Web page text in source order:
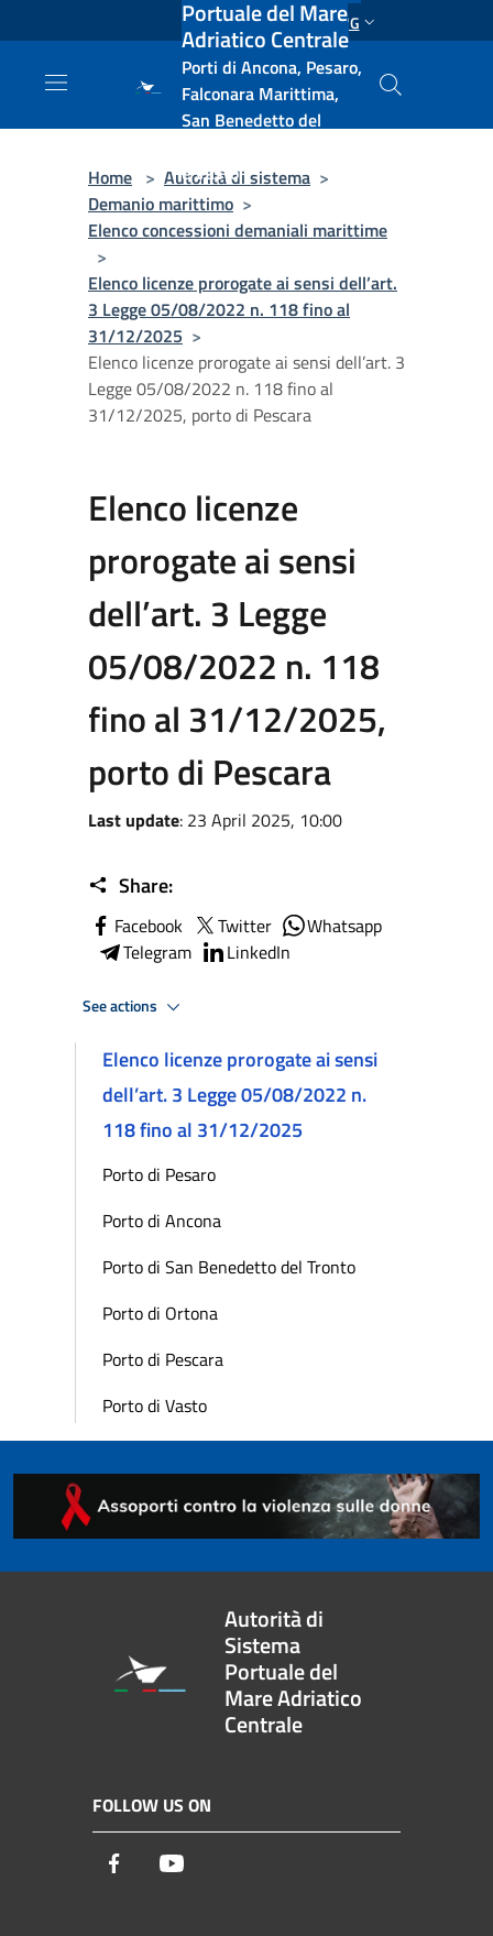
Salta al contenuto principale ENG
Portuale del Mare
Adriatico Centrale
Porti di Ancona, Pesaro,
Falconara Marittima,
San Benedetto del
e Vasto
Home > Autorità di sistema >
Demanio marittimo >
Elenco concessioni demaniali marittime
>
Elenco licenze prorogate ai sensi dell’art.
3 Legge 05/08/2022 n. 118 fino al
31/12/2025 >
Elenco licenze prorogate ai sensi dell’art. 3
Legge 05/08/2022 n. 118 fino al
31/12/2025, porto di Pescara
Elenco licenze
prorogate ai sensi
dell’art. 3 Legge
05/08/2022 n. 118
fino al 31/12/2025,
porto di Pescara
Last update: 23 April 2025, 10:00
Share:
Facebook Twitter
Whatsapp
Telegram
LinkedIn
See actions
Elenco licenze prorogate ai sensi
dell’art. 3 Legge 05/08/2022 n.
118 fino al 31/12/2025
Porto di Pesaro
Porto di Ancona
Porto di San Benedetto del Tronto
Porto di Ortona
Porto di Pescara
Porto di Vasto
Autorità di
Sistema
Portuale del
Mare Adriatico
Centrale
FOLLOW US ON
Facebook